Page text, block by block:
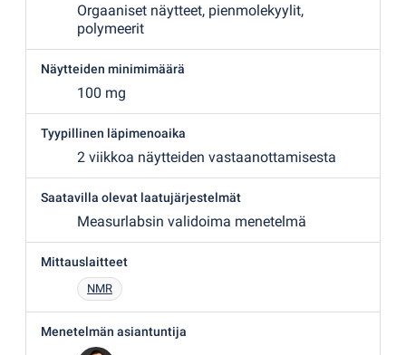
Orgaaniset näytteet, pienmolekyylit,
polymeerit
Näytteiden minimimäärä
100 mg
Tyypillinen läpimenoaika
2 viikkoa näytteiden vastaanottamisesta
Saatavilla olevat laatujärjestelmät
Measurlabsin validoima menetelmä
Mittauslaitteet
NMR
Menetelmän asiantuntija